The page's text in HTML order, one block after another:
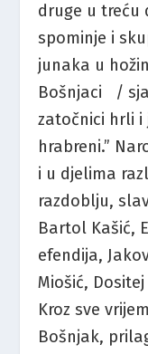
druge u treću
spominje i
junaka u
Bošnjaci /
zatočnici hrli i
hrabreni.”
i u djelima
razdoblju,
Bartol Kašić,
efendija,
Miošić,
Kroz sve
Bošnjak,